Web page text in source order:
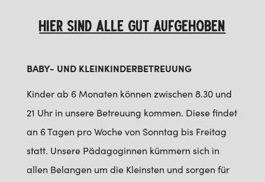
HIER SIND ALLE GUT AUFGEHOBEN
BABY- UND KLEINKINDERBETREUUNG
Kinder ab 6 Monaten können zwischen 8.30 und
21 Uhr in unsere Betreuung kommen. Diese findet
an 6 Tagen pro Woche von Sonntag bis Freitag
statt. Unsere Pädagoginnen kümmern sich in
allen Belangen um die Kleinsten und sorgen für